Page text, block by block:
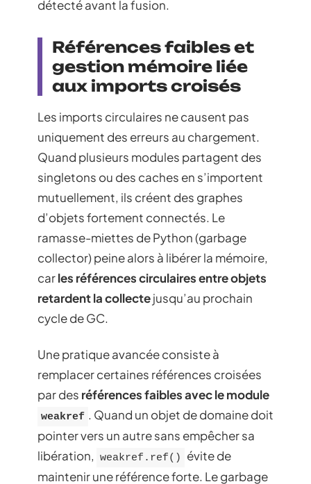
détecté avant la fusion.
Références faibles et
gestion mémoire liée
aux imports croisés
Les imports circulaires ne causent pas
uniquement des erreurs au chargement.
Quand plusieurs modules partagent des
singletons ou des caches en s’importent
mutuellement, ils créent des graphes
d’objets fortement connectés. Le
ramasse-miettes de Python (garbage
collector) peine alors à libérer la mémoire,
carles références circulaires entre objets
retardent la collectejusqu’au prochain
cycle de GC.
Une pratique avancée consiste à
remplacer certaines références croisées
par des références faibles avec le module
weakref . Quand un objet de domaine doit
pointer vers un autre sans empêcher sa
libération, weakref.ref()
évite de
maintenir une référence forte. Le garbage